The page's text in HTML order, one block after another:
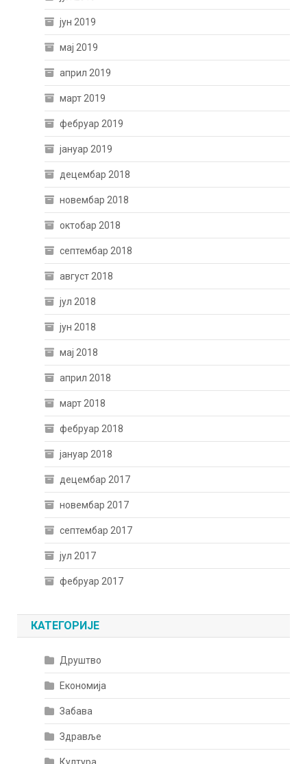
јун 2019
мај 2019
април 2019
март 2019
фебруар 2019
јануар 2019
децембар 2018
новембар 2018
октобар 2018
септембар 2018
август 2018
јул 2018
јун 2018
мај 2018
април 2018
март 2018
фебруар 2018
јануар 2018
децембар 2017
новембар 2017
септембар 2017
јул 2017
фебруар 2017
КАТЕГОРИЈЕ
Друштво
Економија
Забава
Здравље
Култура